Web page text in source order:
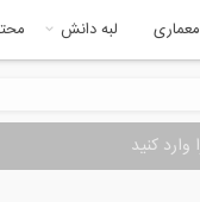
معماری لبه دانش